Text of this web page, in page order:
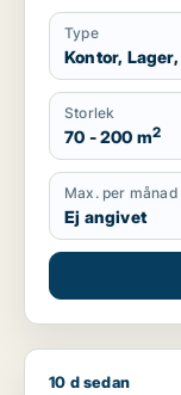
Type
Kontor,
Storlek
70 - 200 m2
Max. per månad
Ej angivet
Jag söker
10 d sedan